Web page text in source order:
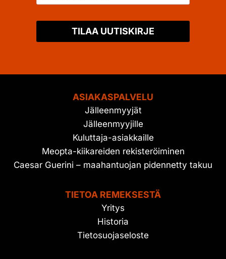
TILAA UUTISKIRJE
ASIAKASPALVELU
Jälleenmyyjät
Jälleenmyyjille
Kuluttaja-asiakkaille
Meopta-kiikareiden rekisteröiminen
Caesar Guerini – maahantuojan pidennetty takuu
TIETOA REMEKSESTÄ
Yritys
Historia
Tietosuojaseloste